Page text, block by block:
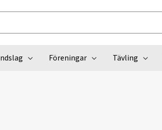
Föreningar Tävling